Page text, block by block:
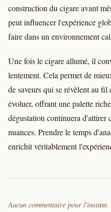
construction du cigare avant
peut influencer l'expérience
faire dans un environnement
Une fois le cigare allumé, il
lentement. Cela permet de
de saveurs qui se révèlent au
évoluer, offrant une palette
dégustation continuera d'attirer
nuances. Prendre le temps
enrichit véritablement
Aucun commentaire pour